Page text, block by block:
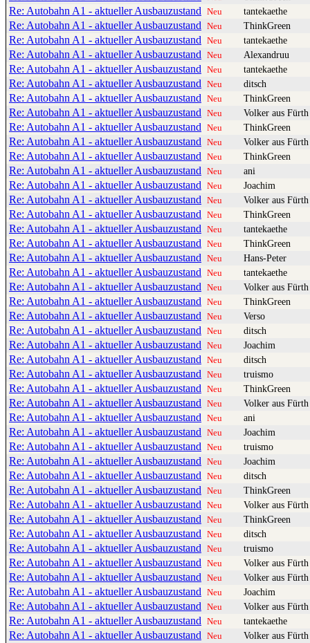
Re: Autobahn A1 - aktueller Ausbauzustand Neu tantekaethe
Re: Autobahn A1 - aktueller Ausbauzustand Neu ThinkGreen
Re: Autobahn A1 - aktueller Ausbauzustand Neu tantekaethe
Re: Autobahn A1 - aktueller Ausbauzustand Neu Alexandruu
Re: Autobahn A1 - aktueller Ausbauzustand Neu tantekaethe
Re: Autobahn A1 - aktueller Ausbauzustand Neu ditsch
Re: Autobahn A1 - aktueller Ausbauzustand Neu ThinkGreen
Re: Autobahn A1 - aktueller Ausbauzustand Neu Volker aus Fürth
Re: Autobahn A1 - aktueller Ausbauzustand Neu ThinkGreen
Re: Autobahn A1 - aktueller Ausbauzustand Neu Volker aus Fürth
Re: Autobahn A1 - aktueller Ausbauzustand Neu ThinkGreen
Re: Autobahn A1 - aktueller Ausbauzustand Neu ani
Re: Autobahn A1 - aktueller Ausbauzustand Neu Joachim
Re: Autobahn A1 - aktueller Ausbauzustand Neu Volker aus Fürth
Re: Autobahn A1 - aktueller Ausbauzustand Neu ThinkGreen
Re: Autobahn A1 - aktueller Ausbauzustand Neu tantekaethe
Re: Autobahn A1 - aktueller Ausbauzustand Neu ThinkGreen
Re: Autobahn A1 - aktueller Ausbauzustand Neu Hans-Peter
Re: Autobahn A1 - aktueller Ausbauzustand Neu tantekaethe
Re: Autobahn A1 - aktueller Ausbauzustand Neu Volker aus Fürth
Re: Autobahn A1 - aktueller Ausbauzustand Neu ThinkGreen
Re: Autobahn A1 - aktueller Ausbauzustand Neu Verso
Re: Autobahn A1 - aktueller Ausbauzustand Neu ditsch
Re: Autobahn A1 - aktueller Ausbauzustand Neu Joachim
Re: Autobahn A1 - aktueller Ausbauzustand Neu ditsch
Re: Autobahn A1 - aktueller Ausbauzustand Neu truismo
Re: Autobahn A1 - aktueller Ausbauzustand Neu ThinkGreen
Re: Autobahn A1 - aktueller Ausbauzustand Neu Volker aus Fürth
Re: Autobahn A1 - aktueller Ausbauzustand Neu ani
Re: Autobahn A1 - aktueller Ausbauzustand Neu Joachim
Re: Autobahn A1 - aktueller Ausbauzustand Neu truismo
Re: Autobahn A1 - aktueller Ausbauzustand Neu Joachim
Re: Autobahn A1 - aktueller Ausbauzustand Neu ditsch
Re: Autobahn A1 - aktueller Ausbauzustand Neu ThinkGreen
Re: Autobahn A1 - aktueller Ausbauzustand Neu Volker aus Fürth
Re: Autobahn A1 - aktueller Ausbauzustand Neu ThinkGreen
Re: Autobahn A1 - aktueller Ausbauzustand Neu ditsch
Re: Autobahn A1 - aktueller Ausbauzustand Neu truismo
Re: Autobahn A1 - aktueller Ausbauzustand Neu Volker aus Fürth
Re: Autobahn A1 - aktueller Ausbauzustand Neu Volker aus Fürth
Re: Autobahn A1 - aktueller Ausbauzustand Neu Joachim
Re: Autobahn A1 - aktueller Ausbauzustand Neu Volker aus Fürth
Re: Autobahn A1 - aktueller Ausbauzustand Neu tantekaethe
Re: Autobahn A1 - aktueller Ausbauzustand Neu Volker aus Fürth